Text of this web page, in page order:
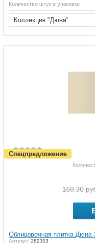
Количество штук в упаковке
Коллекция "Дюна"
Спецпредложение
168,30
Облицовочная плитка Дюна
Артикул: 282303